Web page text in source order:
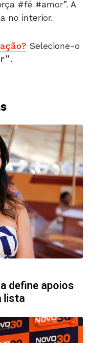
#fé #amor”. A
no interior.
Selecione-o
.
define apoios
lista